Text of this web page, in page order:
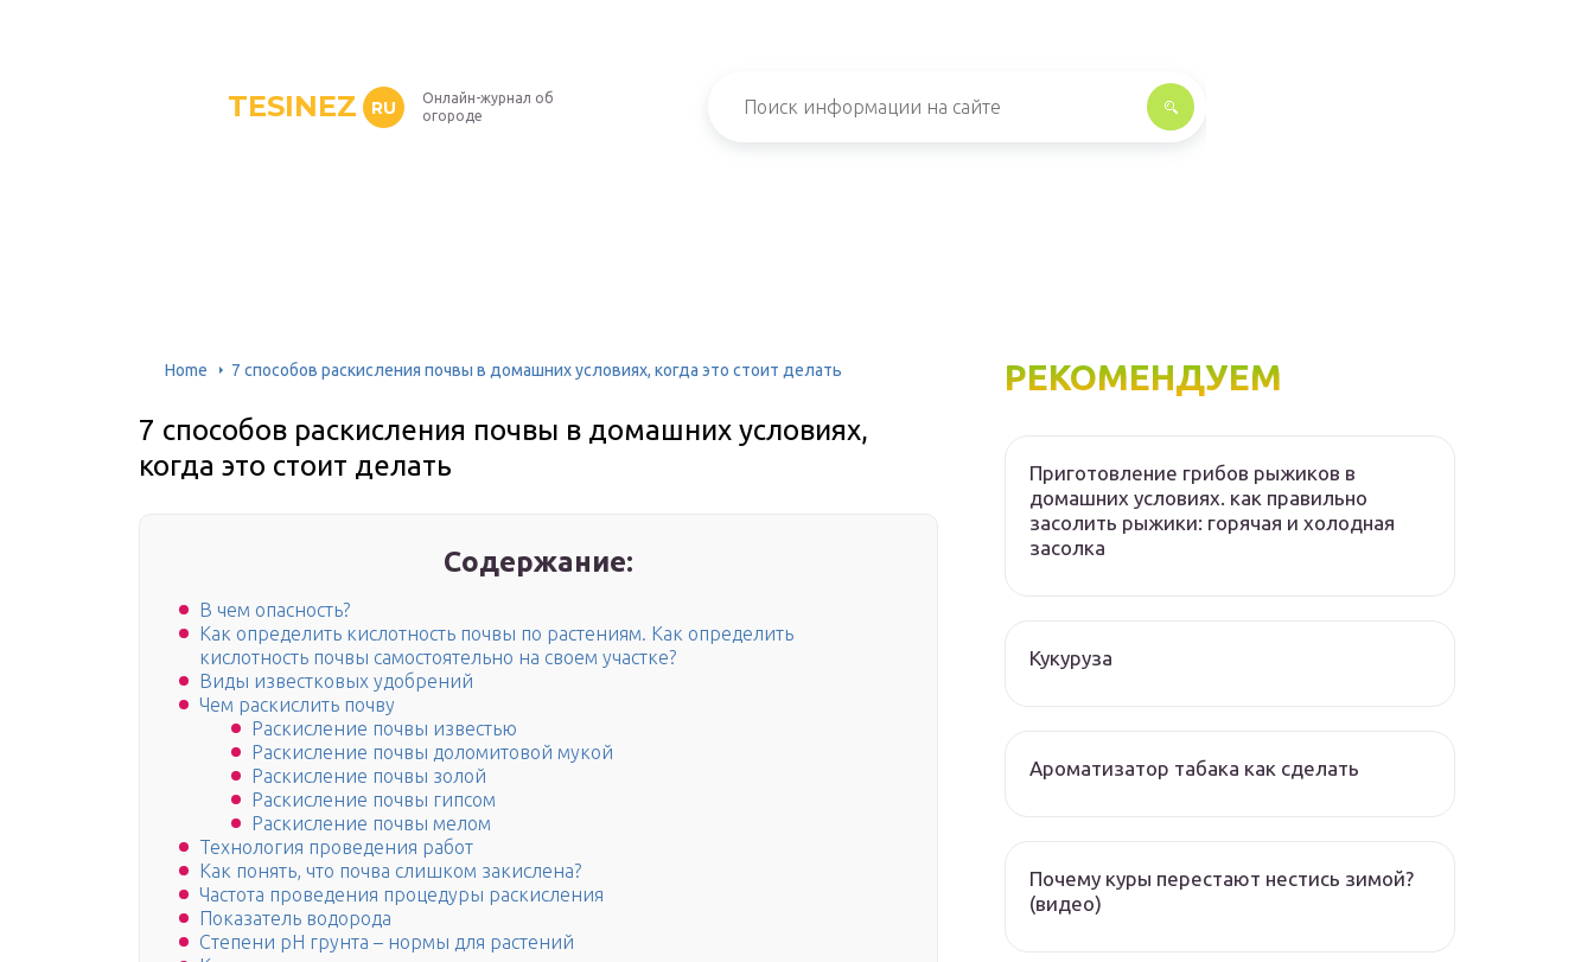
TESINEZ RU
Онлайн-журнал об
огороде
Home 7 способов раскисления почвы в домашних условиях, когда это стоит делать
7 способов раскисления почвы в домашних условиях,
когда это стоит делать
Содержание:
В чем опасность?
Как определить кислотность почвы по растениям. Как определить
кислотность почвы самостоятельно на своем участке?
Виды известковых удобрений
Чем раскислить почву
Раскисление почвы известью
Раскисление почвы доломитовой мукой
Раскисление почвы золой
Раскисление почвы гипсом
Раскисление почвы мелом
Технология проведения работ
Как понять, что почва слишком закислена?
Частота проведения процедуры раскисления
Показатель водорода
Степени pH грунта – нормы для растений
РЕКОМЕНДУЕМ
Приготовление грибов рыжиков в
домашних условиях. как правильно
засолить рыжики: горячая и холодная
засолка
Кукуруза
Ароматизатор табака как сделать
Почему куры перестают нестись зимой?
(видео)